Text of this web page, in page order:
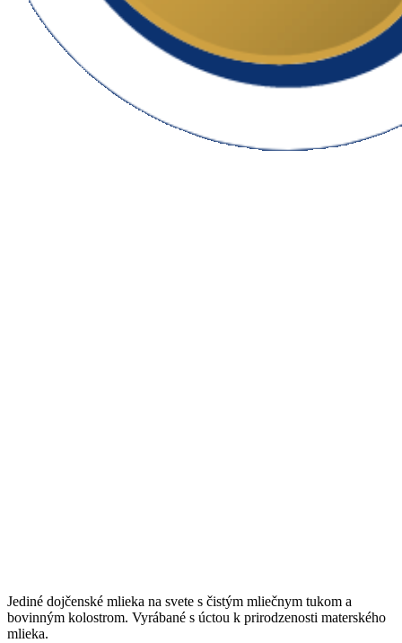
Jediné dojčenské mlieka na svete s čistým mliečnym tukom a
bovinným kolostrom. Vyrábané s úctou k prirodzenosti materského
mlieka.